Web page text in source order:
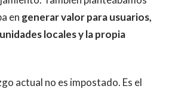
en generar valor para usuarios,
locales y la propia
actual no es impostado. Es el